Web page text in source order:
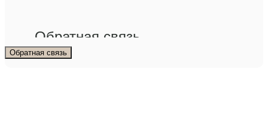
Обратная связь
Обратная связь